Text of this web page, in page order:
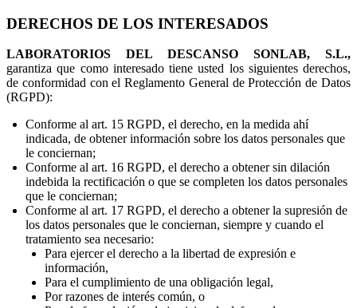
DERECHOS DE LOS INTERESADOS
LABORATORIOS DEL DESCANSO SONLAB, S.L.,
garantiza que como interesado tiene usted los siguientes derechos,
de conformidad con el Reglamento General de Protección de Datos
(RGPD):
Conforme al art. 15 RGPD, el derecho, en la medida ahí
indicada, de obtener información sobre los datos personales que
le conciernan;
Conforme al art. 16 RGPD, el derecho a obtener sin dilación
indebida la rectificación o que se completen los datos personales
que le conciernan;
Conforme al art. 17 RGPD, el derecho a obtener la supresión de
los datos personales que le conciernan, siempre y cuando el
tratamiento sea necesario:
Para ejercer el derecho a la libertad de expresión e
información,
Para el cumplimiento de una obligación legal,
Por razones de interés común, o